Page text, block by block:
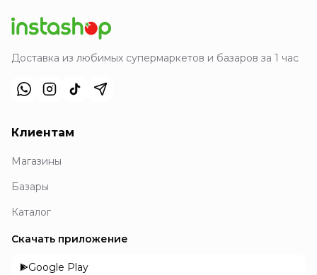
Доставка из любимых супермаркетов и базаров за 1 час
Клиентам
Магазины
Базары
Каталог
Скачать приложение
Google Play